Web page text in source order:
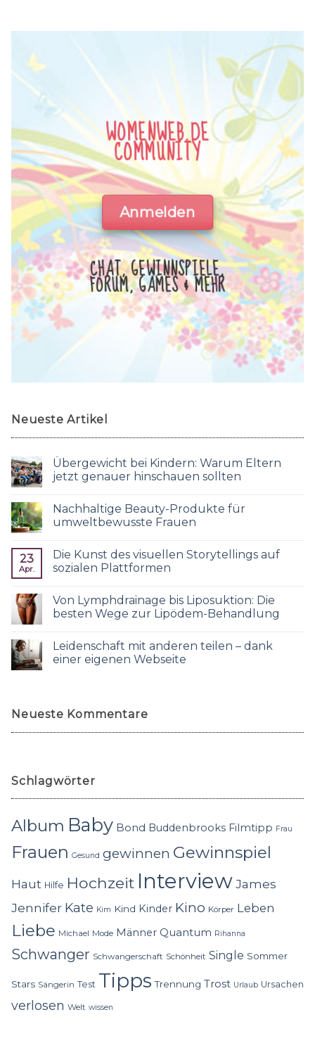
WOMENWEB.DE
COMMUNITY
Anmelden
CHAT, GEWINNSPIELE,
FORUM, GAMES & MEHR
Neueste Artikel
Übergewicht bei Kindern: Warum Eltern
jetzt genauer hinschauen sollten
Nachhaltige Beauty-Produkte für
umweltbewusste Frauen
23
Apr.
Die Kunst des visuellen Storytellings auf
sozialen Plattformen
Von Lymphdrainage bis Liposuktion: Die
besten Wege zur Lipödem-Behandlung
Leidenschaft mit anderen teilen – dank
einer eigenen Webseite
Neueste Kommentare
Schlagwörter
Album Baby Bond Buddenbrooks Filmtipp Frau
Frauen Gesund gewinnen Gewinnspiel
Haut Hilfe Hochzeit InterviewJames
Jennifer Kate Kim Kind Kinder Kino Körper Leben
Liebe Michael Mode Männer Quantum Rihanna
Schwanger Schwangerschaft Schönheit Single Sommer
Stars Sängerin Test Tipps Trennung Trost Urlaub Ursachen
verlosen Welt wissen